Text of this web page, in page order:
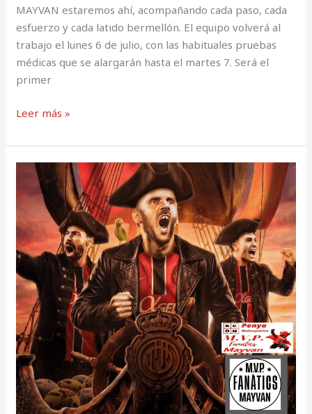
MAYVAN estaremos ahí, acompañando cada paso, cada
esfuerzo y cada latido bermellón. El equipo volverá al
trabajo el lunes 6 de julio, con las habituales pruebas
médicas que se alargarán hasta el martes 7. Será el
primer
Leer más »
Marca
como
un
pirata
con
Vedat
Muriqi